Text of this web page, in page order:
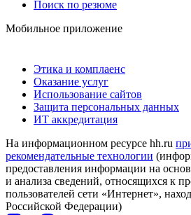
Поиск по резюме
Мобильное приложение
Этика и комплаенс
Оказание услуг
Использование сайтов
Защита персональных данных
ИТ аккредитация
На информационном ресурсе hh.ru
рекомендательные технологии
предоставления информации на
и анализа сведений, относящихся к
пользователей сети «Интернет»,
Российской Федерации)